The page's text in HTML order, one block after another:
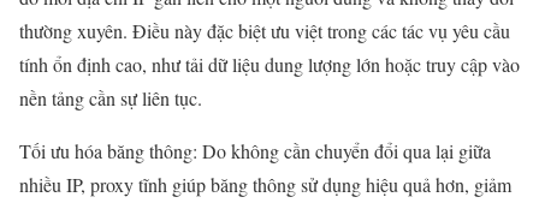
thường xuyên. Điều này đặc biệt ưu việt trong các tác vụ yêu cầu
tính ổn định cao, như tải dữ liệu dung lượng lớn hoặc truy cập vào
nền tảng cần sự liên tục.
Tối ưu hóa băng thông: Do không cần chuyển đổi qua lại giữa
nhiều IP, proxy tĩnh giúp băng thông sử dụng hiệu quả hơn, giảm